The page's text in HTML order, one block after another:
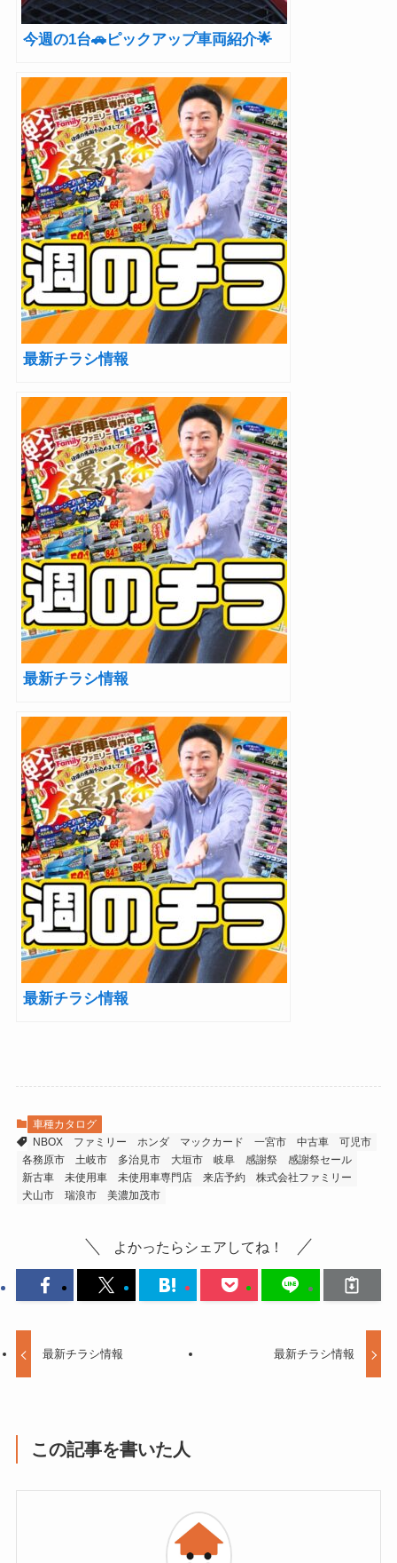
今週の1台🚗ピックアップ車両紹介🌟
最新チラシ情報
最新チラシ情報
最新チラシ情報
車種カタログ
NBOX
ファミリー ホンダ マックカード 一宮市 中古車
可児市
各務原市
土岐市 多治見市 大垣市 岐阜 感謝祭
感謝祭セール
新古車
未使用車 未使用車専門店 来店予約
株式会社ファミリー
犬山市
瑞浪市 美濃加茂市
よかったらシェアしてね！
最新チラシ情報 最新チラシ情報
この記事を書いた人